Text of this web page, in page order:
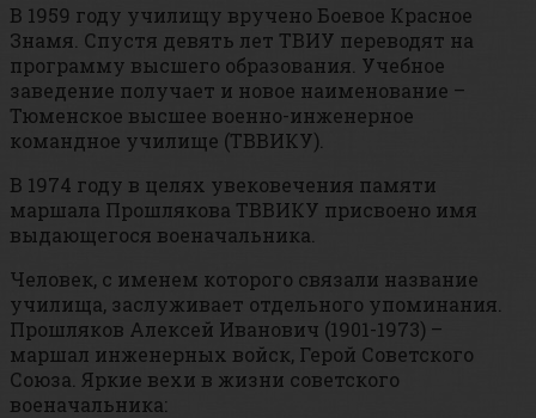
В 1959 году училищу вручено Боевое Красное
Знамя. Спустя девять лет ТВИУ переводят на
программу высшего образования. Учебное
заведение получает и новое наименование –
Тюменское высшее военно-инженерное
командное училище (ТВВИКУ).
В 1974 году в целях увековечения памяти
маршала Прошлякова ТВВИКУ присвоено имя
выдающегося военачальника.
Человек, с именем которого связали название
училища, заслуживает отдельного упоминания.
Прошляков Алексей Иванович (1901-1973) –
маршал инженерных войск, Герой Советского
Союза. Яркие вехи в жизни советского
военачальника: